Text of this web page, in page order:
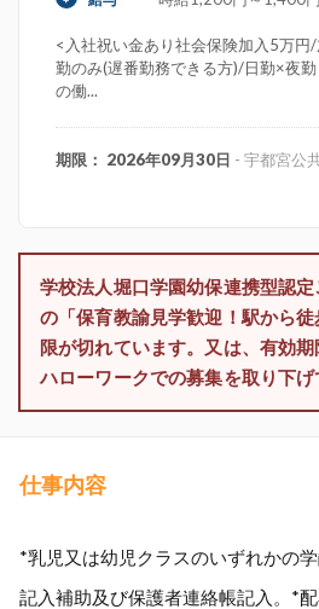
<入社祝い金あり社会保険加入5万円
勤のみ(遅番勤務できる方)/日勤×夜
の働...
期限： 2026年09月30日 - 宇都宮公
学校法人堀口学園幼保連携型認
の「保育教諭見学歓迎！駅から
限が切れています。又は、有効
ハローワークでの募集を取り下げ
仕事内容
*乳児又は幼児クラスのいずれかの
記入補助及び保護者連絡帳記入。*